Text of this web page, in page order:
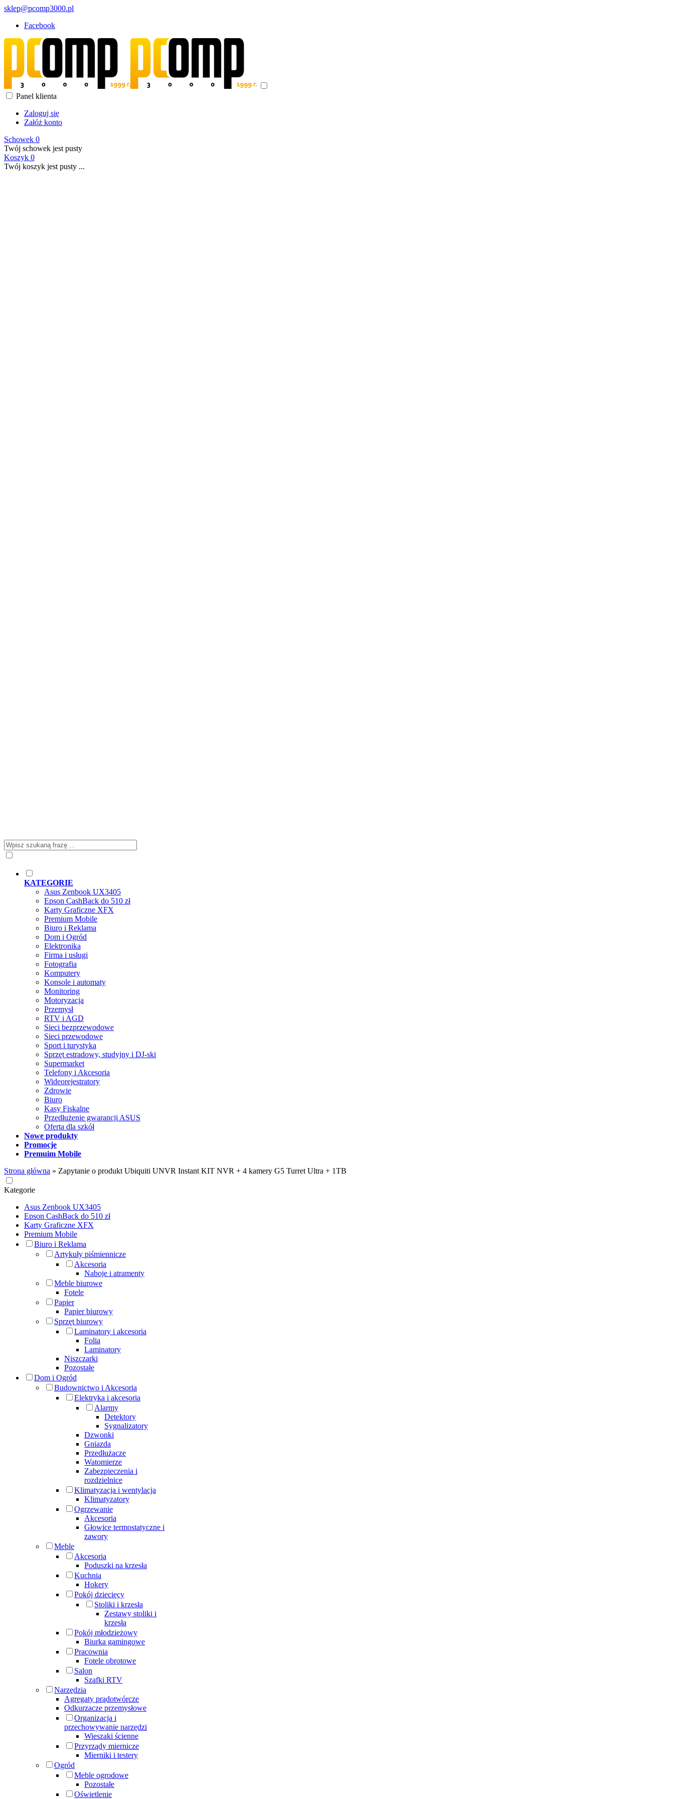
sklep@pcomp3000.pl
Facebook
Panel klienta
Zaloguj się
Załóż konto
Schowek 0
Twój schowek jest pusty
Koszyk 0
Twój koszyk jest pusty ...
KATEGORIE
Asus Zenbook UX3405
Epson CashBack do 510 zł
Karty Graficzne XFX
Premium Mobile
Biuro i Reklama
Dom i Ogród
Elektronika
Firma i usługi
Fotografia
Komputery
Konsole i automaty
Monitoring
Motoryzacja
Przemysł
RTV i AGD
Sieci bezprzewodowe
Sieci przewodowe
Sport i turystyka
Sprzęt estradowy, studyjny i DJ-ski
Supermarket
Telefony i Akcesoria
Wideorejestratory
Zdrowie
Biuro
Kasy Fiskalne
Przedłużenie gwarancji ASUS
Oferta dla szkół
Nowe produkty
Promocje
Premuim Mobile
Strona główna » Zapytanie o produkt Ubiquiti UNVR Instant KIT NVR + 4 kamery G5 Turret Ultra + 1TB
Kategorie
Asus Zenbook UX3405
Epson CashBack do 510 zł
Karty Graficzne XFX
Premium Mobile
Biuro i Reklama
Artykuły piśmiennicze
Akcesoria
Naboje i atramenty
Meble biurowe
Fotele
Papier
Papier biurowy
Sprzęt biurowy
Laminatory i akcesoria
Folia
Laminatory
Niszczarki
Pozostałe
Dom i Ogród
Budownictwo i Akcesoria
Elektryka i akcesoria
Alarmy
Detektory
Sygnalizatory
Dzwonki
Gniazda
Przedłużacze
Watomierze
Zabezpieczenia i
rozdzielnice
Klimatyzacja i wentylacja
Klimatyzatory
Ogrzewanie
Akcesoria
Głowice termostatyczne i
zawory
Meble
Akcesoria
Poduszki na krzesła
Kuchnia
Hokery
Pokój dziecięcy
Stoliki i krzesła
Zestawy stoliki i
krzesła
Pokój młodzieżowy
Biurka gamingowe
Pracownia
Fotele obrotowe
Salon
Szafki RTV
Narzędzia
Agregaty prądotwórcze
Odkurzacze przemysłowe
Organizacja i
przechowywanie narzędzi
Wieszaki ścienne
Przyrządy miernicze
Mierniki i testery
Ogród
Meble ogrodowe
Pozostałe
Oświetlenie